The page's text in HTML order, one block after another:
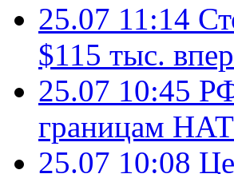
25.07 11:14
$115 тыс.
25.07 10:45
границам
25.07 10:08